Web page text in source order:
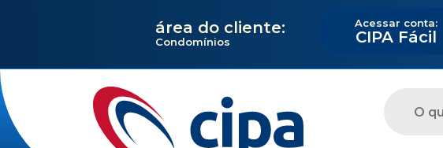
área do cliente:
Condomínios
Acessar conta:
CIPA Fácil